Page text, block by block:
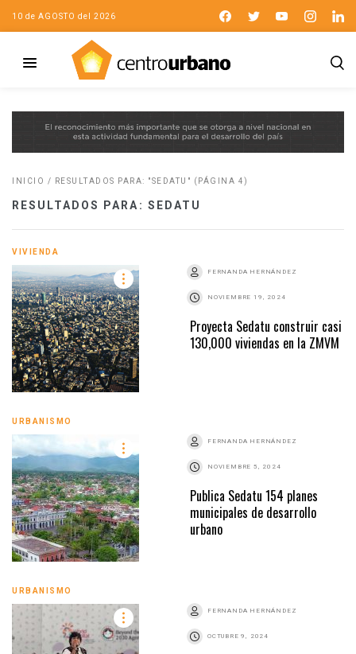
10 de AGOSTO del 2026
INICIO / RESULTADOS PARA: "SEDATU" (PÁGINA 4)
RESULTADOS PARA: SEDATU
VIVIENDA
FERNANDA HERNÁNDEZ
NOVIEMBRE 19, 2024
Proyecta Sedatu construir casi
130,000 viviendas en la ZMVM
URBANISMO
FERNANDA HERNÁNDEZ
NOVIEMBRE 5, 2024
Publica Sedatu 154 planes
municipales de desarrollo
urbano
URBANISMO
FERNANDA HERNÁNDEZ
OCTUBRE 9, 2024